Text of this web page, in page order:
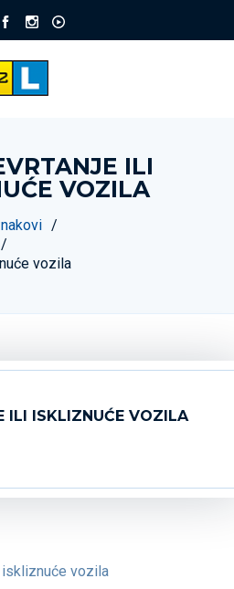
ILI
VOZILA
vozila
ILI ISKLIZNUĆE VOZILA
vozila